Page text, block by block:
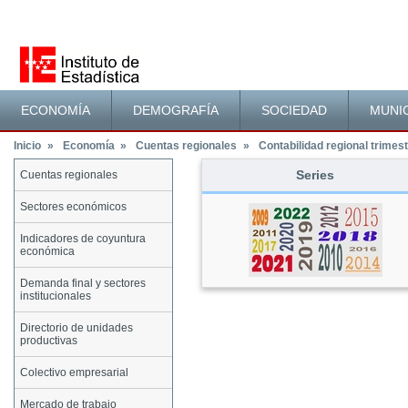
Menú principal
ECONOMÍA DEMOGRAFÍA SOCIEDAD
Inicio » Economía » Cuentas regionales » Contabilidad regional
Menú lateral
Cuentas regionales
Sectores económicos
Indicadores de coyuntura
económica
Demanda final y sectores
institucionales
Directorio de unidades
productivas
Colectivo empresarial
Mercado de trabajo
Contenido principalSeries